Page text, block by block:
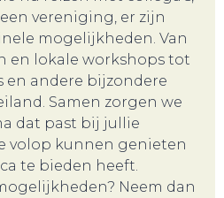
vereniging, er zijn
mogelijkheden. Van
en lokale workshops tot
andere bijzondere
Samen zorgen we
dat past bij jullie
volop kunnen genieten
te bieden heeft.
Neem dan